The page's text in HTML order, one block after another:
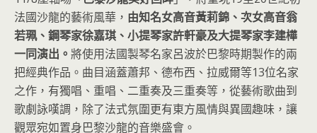
法國沙龍的藝術風華， 由知名女高音黃莉錦、次女高音翁
若珮、鋼琴家徐嘉琪、小提琴家許軒豪及大提琴家李建樺
一同演出。 將使用法國製琴名家呂波於巴黎時期製作的兩
把經典作品。曲目涵蓋蕭邦、德布西、拉威爾等13位名家
之作，有獨唱、重唱、二重奏及三重奏等，從藝術歌曲到
歌劇詠嘆調，除了法式氛圍更有東方風情與異國趣味，讓
觀眾宛如置身巴黎沙龍的音樂盛會。